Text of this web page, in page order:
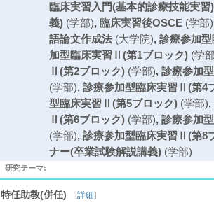
臨床実習入門(基本的診療技能実習)
義)(学部), 臨床実習後OSCE(学部)
語論文作成法(大学院), 診療参加
加型臨床実習Ⅱ(第1ブロック)(学
Ⅱ(第2ブロック)(学部), 診療参加
(学部), 診療参加型臨床実習Ⅱ(第4
型臨床実習Ⅱ(第5ブロック)(学部),
Ⅱ(第6ブロック)(学部), 診療参加
(学部), 診療参加型臨床実習Ⅱ(第8
ナー(卒業試験解説講義)(学部)
研究テーマ:
特任助教(併任) [詳細]